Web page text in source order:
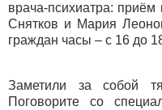
врача-психиатра:
Снятков и Мария
граждан часы – с 16 до
Заметили за собой
Поговорите со